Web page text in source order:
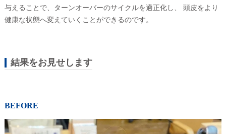
与えることで、ターンオーバーのサイクルを適正化し、 頭皮をより
健康な状態へ変えていくことができるのです。
結果をお見せします
BEFORE